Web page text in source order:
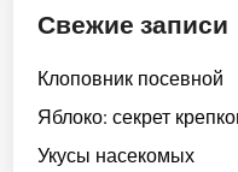
Свежие записи
Клоповник посевной
Яблоко: секрет
Укусы насекомых